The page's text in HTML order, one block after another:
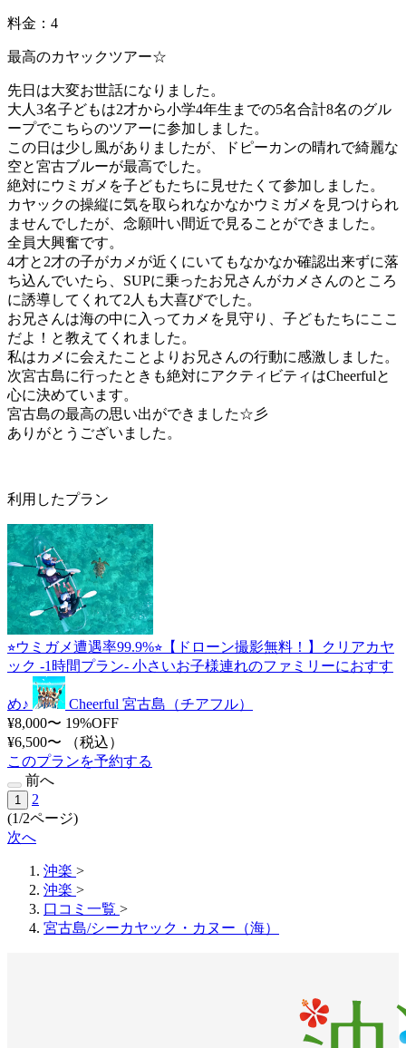
料金：4
最高のカヤックツアー☆
先日は大変お世話になりました。
大人3名子どもは2才から小学4年生までの5名合計8名のグル
ープでこちらのツアーに参加しました。
この日は少し風がありましたが、ドピーカンの晴れで綺麗な
空と宮古ブルーが最高でした。
絶対にウミガメを子どもたちに見せたくて参加しました。
カヤックの操縦に気を取られなかなかウミガメを見つけられ
ませんでしたが、念願叶い間近で見ることができました。
全員大興奮です。
4才と2才の子がカメが近くにいてもなかなか確認出来ずに落
ち込んでいたら、SUPに乗ったお兄さんがカメさんのところ
に誘導してくれて2人も大喜びでした。
お兄さんは海の中に入ってカメを見守り、子どもたちにここ
だよ！と教えてくれました。
私はカメに会えたことよりお兄さんの行動に感激しました。
次宮古島に行ったときも絶対にアクティビティはCheerfulと
心に決めています。
宮古島の最高の思い出ができました☆彡
ありがとうございました。
利用したプラン
⭐︎ウミガメ遭遇率99.9%⭐︎【ドローン撮影無料！】クリアカヤ
ック -1時間プラン- 小さいお子様連れのファミリーにおすす
め♪
Cheerful 宮古島（チアフル）
¥8,000〜 19%OFF
¥6,500〜
（税込）
このプランを予約する
前へ
1
2
(1/2ページ)
次へ
沖楽 >
沖楽 >
口コミ一覧 >
宮古島/シーカヤック・カヌー（海）